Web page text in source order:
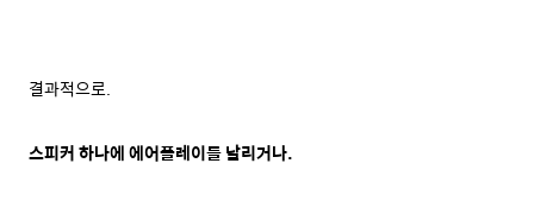
결과적으로.
스피커 하나에 에어플레이를 날리거나.